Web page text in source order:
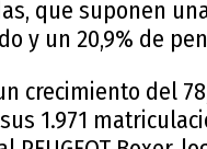
que suponen
y un 20,9% de
crecimiento del
1.971